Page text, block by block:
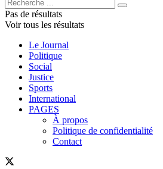
Pas de résultats
Voir tous les résultats
Le Journal
Politique
Social
Justice
Sports
International
PAGES
À propos
Politique de confidentialité
Contact